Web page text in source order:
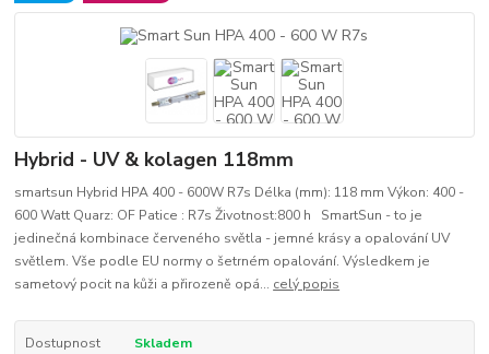
Hybrid - UV & kolagen 118mm
smartsun Hybrid HPA 400 - 600W R7s Délka (mm): 118 mm Výkon: 400 -
600 Watt Quarz: OF Patice : R7s Životnost:800 h SmartSun - to je
jedinečná kombinace červeného světla - jemné krásy a opalování UV
světlem. Vše podle EU normy o šetrném opalování. Výsledkem je
sametový pocit na kůži a přirozeně opá... celý popis
Dostupnost Skladem